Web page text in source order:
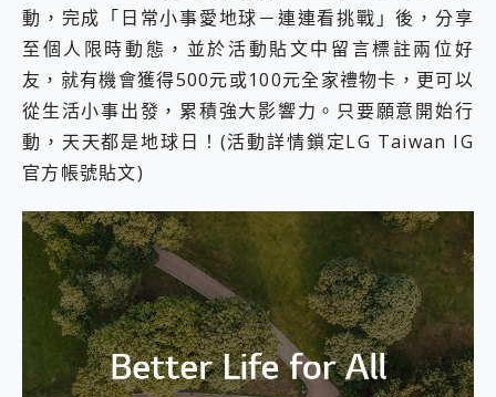
動，完成「日常小事愛地球－連連看挑戰」後，分享
至個人限時動態，並於活動貼文中留言標註兩位好
友，就有機會獲得500元或100元全家禮物卡，更可以
從生活小事出發，累積強大影響力。只要願意開始行
動，天天都是地球日！(活動詳情鎖定LG Taiwan IG
官方帳號貼文)